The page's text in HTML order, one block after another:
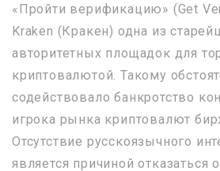
«Пройти верификацию» (Get
Kraken (Кракен) одна из
авторитетных площадок для
криптовалютой. Такому
содействовало банкротство
игрока рынка криптовалют
Отсутствие русскоязычного
является причиной отказаться